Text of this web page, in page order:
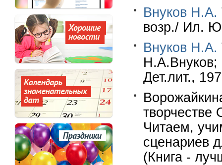
Внуков Н.А.
возр./ Ил.
Внуков Н.А.
Н.А.Внуков;
Дет.лит.,
Читаем,
сценариев
(Книга -